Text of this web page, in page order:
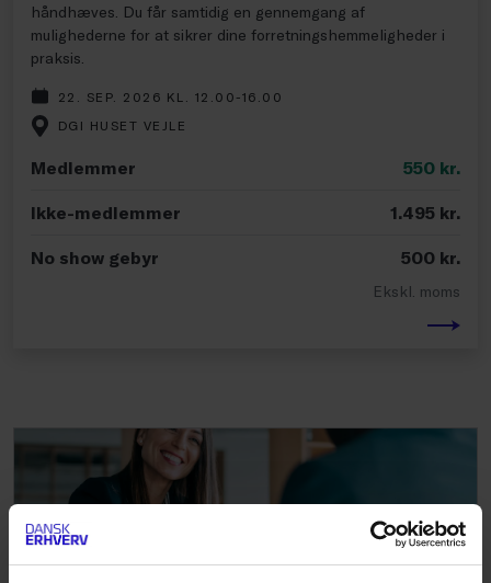
håndhæves. Du får samtidig en gennemgang af
mulighederne for at sikrer dine forretningshemmeligheder i
praksis.
22. SEP. 2026 KL. 12.00-16.00
DGI HUSET VEJLE
Medlemmer 550 kr.
Ikke-medlemmer 1.495 kr.
No show gebyr 500 kr.
Ekskl. moms